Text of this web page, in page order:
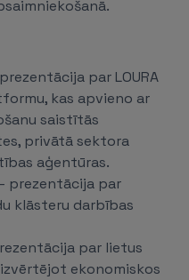
par LOURA
kas apvieno ar
saistītās
privātā sektora
aģentūras.
prezentācija par
klāsteru darbības
par lietus
ekonomiskos